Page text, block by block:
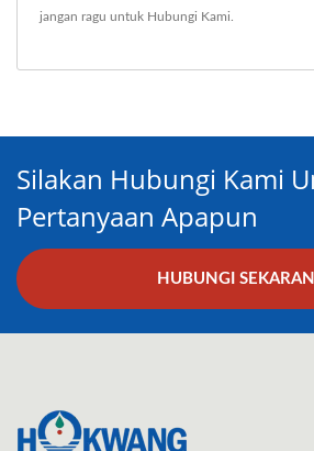
jangan ragu untuk Hubungi Kami
Silakan Hubungi Kami
Pertanyaan Apapun
HUBUNGI